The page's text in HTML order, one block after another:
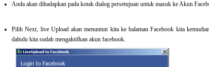
Anda akan dihadapkan pada kotak dialog persetujuan untuk masuk ke Akun
Pilih Next, live Upload akan menuntun kita ke halaman Facebook kita
dahulu kita sudah mengaktifkan akun facebook.